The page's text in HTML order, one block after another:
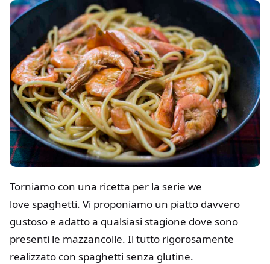
Torniamo con una ricetta per la serie we
love spaghetti. Vi proponiamo un piatto davvero
gustoso e adatto a qualsiasi stagione dove sono
presenti le mazzancolle. Il tutto rigorosamente
realizzato con spaghetti senza glutine.